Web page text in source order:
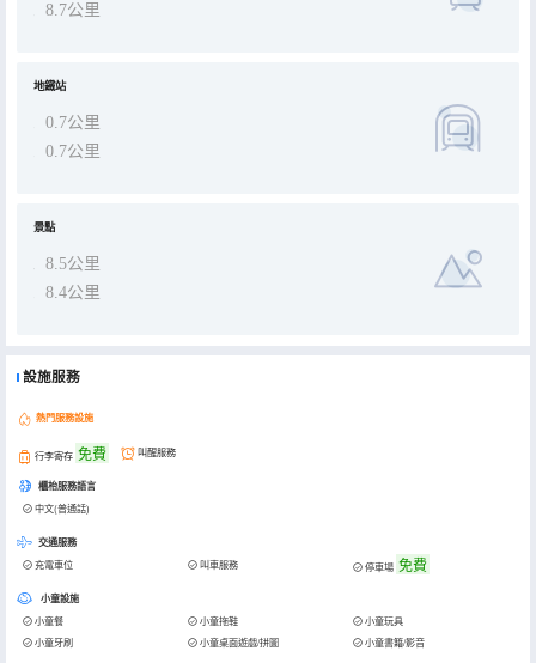
8.7公里
地鐵站
0.7公里
0.7公里
景點
8.5公里
8.4公里
設施服務
熱門服務設施
行李寄存 免費 叫醒服務
櫃枱服務語言
中文(普通話)
交通服務
充電車位 叫車服務 停車場 免費
小童設施
小童餐 小童拖鞋
小童玩具
小童牙刷
小童桌面遊戲/拼圖 小童書籍/影音